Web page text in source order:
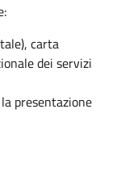
carta
dei servizi
presentazione